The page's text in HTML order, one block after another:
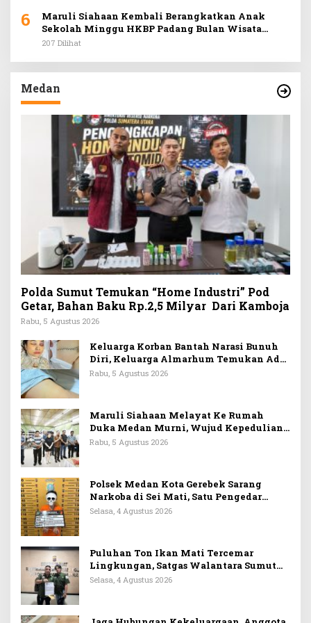
6
Maruli Siahaan Kembali Berangkatkan Anak
Sekolah Minggu HKBP Padang Bulan Wisata
Rohani ke Hill Park
207 Dilihat
Medan
Polda Sumut Temukan “Home Industri” Pod
Getar, Bahan Baku Rp.2,5 Milyar Dari Kamboja
Rabu, 5 Agustus 2026
Keluarga Korban Bantah Narasi Bunuh
Diri, Keluarga Almarhum Temukan Ada
Lebam di Banyak Titik, Duga Ini Bukan
Rabu, 5 Agustus 2026
Maruli Siahaan Melayat Ke Rumah
Duka Medan Murni, Wujud Kepedulian
dan Jaga Nilai Kekeluargaan
Rabu, 5 Agustus 2026
Polsek Medan Kota Gerebek Sarang
Narkoba di Sei Mati, Satu Pengedar
Ditangkap
Selasa, 4 Agustus 2026
Puluhan Ton Ikan Mati Tercemar
Lingkungan, Satgas Walantara Sumut
Laporkan PT Indofarm Sukses Makmur
Selasa, 4 Agustus 2026